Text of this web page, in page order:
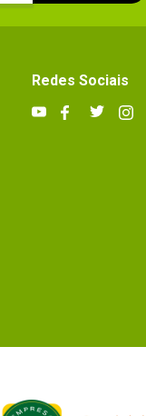
Redes Sociais